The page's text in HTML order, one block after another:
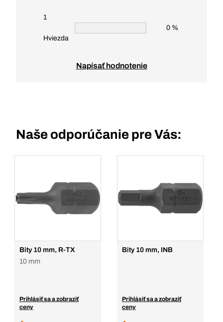
1
Hviezda
0 %
Napísať hodnotenie
Naše odporúčanie pre Vás:
Bity 10 mm, R-TX
10 mm
Prihlásiť sa a zobraziť
ceny
Bity 10 mm, INB
Prihlásiť sa a zobraziť
ceny